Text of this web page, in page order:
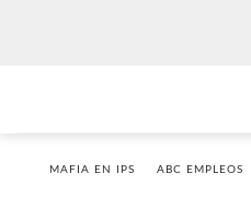
MAFIA EN IPS ABC EMPLEOS